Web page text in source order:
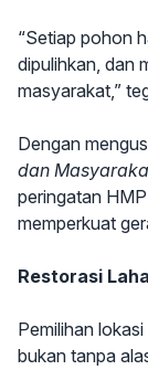
“Setiap pohon
dipulihkan, dan
masyarakat,”
Dengan
dan
peringatan
memperkuat
Restorasi
Pemilihan
bukan tanpa